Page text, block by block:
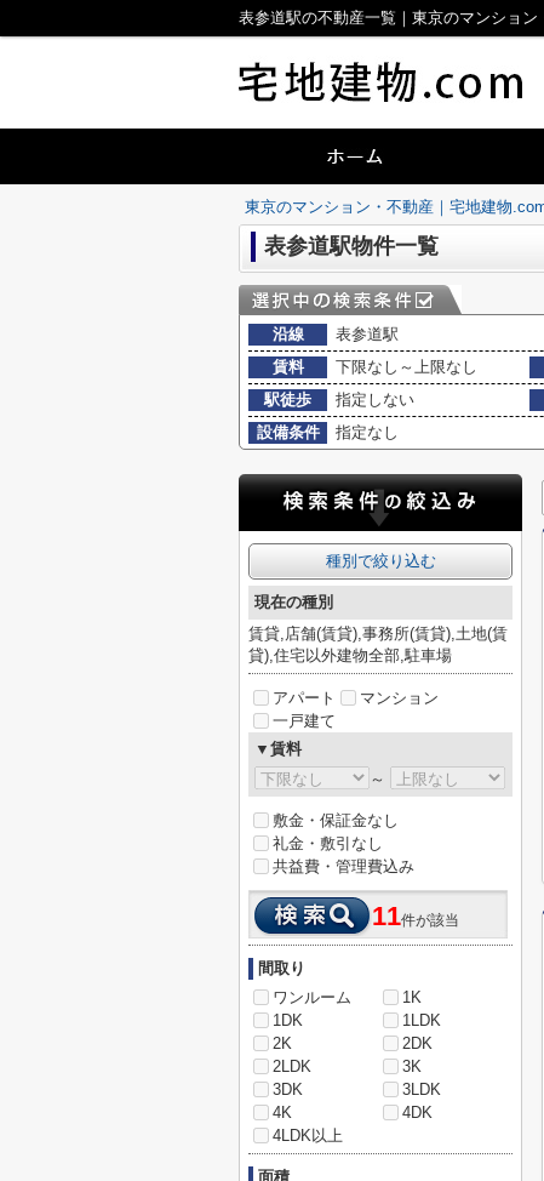
表参道駅の不動産一覧｜東京のマンショ
東京のマンション・不動産｜宅地建物
表参道駅物件一覧
沿線
表参道駅
賃料
下限なし～上限なし
駅徒歩
指定しない
設備条件
指定なし
種別で絞り込む
現在の種別
賃貸,店舗(賃貸),事務所(賃貸),土地(賃
貸),住宅以外建物全部,駐車場
アパート
マンション
一戸建て
▼賃料
～
敷金・保証金なし
礼金・敷引なし
共益費・管理費込み
11件が該当
間取り
ワンルーム
1K
1DK
1LDK
2K
2DK
2LDK
3K
3DK
3LDK
4K
4DK
4LDK以上
面積